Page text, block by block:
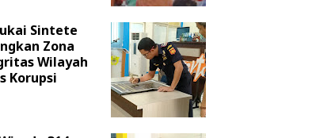
Sintete
Zona
Wilayah
Korupsi